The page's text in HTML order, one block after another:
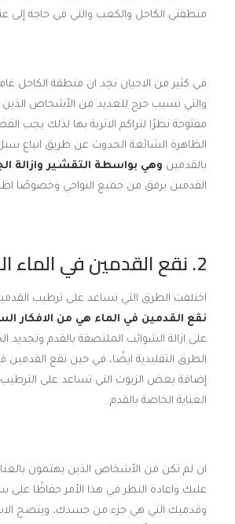
منطقتي الكاحل والكعب والتي في حاجة إلى
في كثير من الاحيان نجد ان منطقة الكاحل
والتي تسبب حرج للعديد من الأشخاص الذين
مفتوحة نظرًا لتراكم الاتربة بها لذلك يجب
الظاهرة الشائعة الحدوث عن طريق اتباع
بالقدمين وهي بواسطة التقشير وازالة
القدمين برفق من جميع النواحي وخصوصًا
2. نقع القدمين في الماء
اختلفت الطرق التي تساعد على ترطيب
نقع القدمين في الماء هي من الافكار
على ازالة الشوائب الملتصقة بالقدم وتجديد
الطرق التقليدية ايضًا، في حين نقع
إضافة بعض الزيوت التي تساعد على
العناية الخاصة بالقدم.
ان لم تكن من الأشخاص الذين يهتمون
عليك واعادة النظر في هذا الأمر حفاظًا على
وقدميك التي هي جزء من جسدك، وينصح